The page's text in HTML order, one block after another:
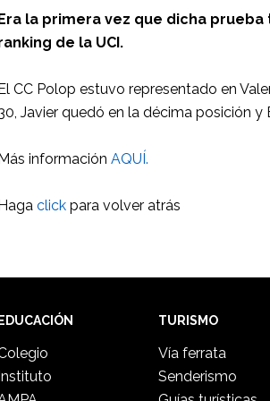
la primera vez que dicha
de la UCI.
CC Polop estuvo representado en
Javier quedó en la décima posición y
información AQUÍ.
click para volver atrás
EDUCACIÓN TURISMO
Vía ferrata
Senderismo